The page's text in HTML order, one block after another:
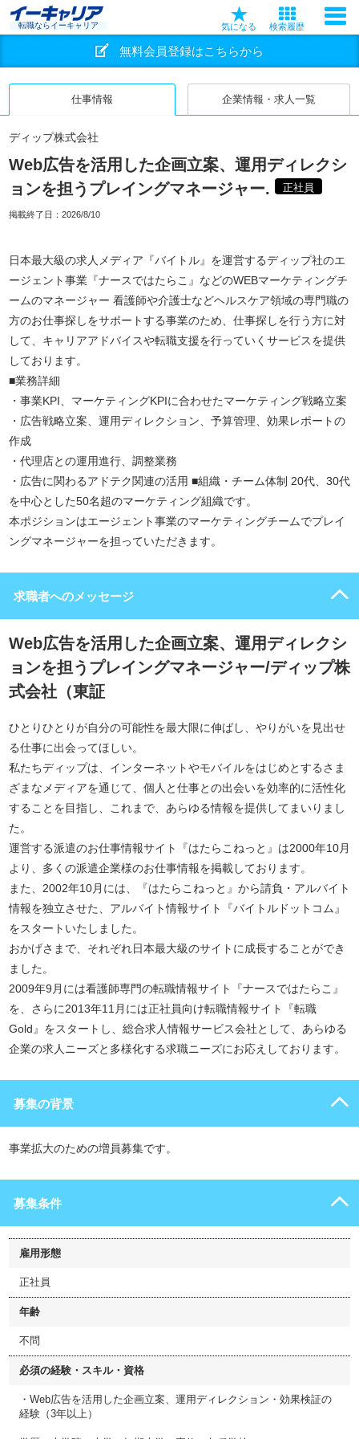
転職ならイーキャリア 気になる 検索履歴
無料会員登録はこちらから
仕事情報 企業情報・求人一覧
ディップ株式会社
Web広告を活用した企画立案、運用ディレクシ
ョンを担うプレイングマネージャー.
正社員
掲載終了日： 2026/8/10
日本最大級の求人メディア『バイトル』を運営するディップ社のエ
ージェント事業『ナースではたらこ』などのWEBマーケティングチ
ームのマネージャー 看護師や介護士などヘルスケア領域の専門職の
方のお仕事探しをサポートする事業のため、仕事探しを行う方に対
して、キャリアアドバイスや転職支援を行っていくサービスを提供
しております。
■業務詳細
・事業KPI、マーケティングKPIに合わせたマーケティング戦略立案
・広告戦略立案、運用ディレクション、予算管理、効果レポートの
作成
・代理店との運用進行、調整業務
・広告に関わるアドテク関連の活用 ■組織・チーム体制 20代、30代
を中心とした50名超のマーケティング組織です。
本ポジションはエージェント事業のマーケティングチームでプレイ
ングマネージャーを担っていただきます。
求職者へのメッセージ
Web広告を活用した企画立案、運用ディレクシ
ョンを担うプレイングマネージャー/ディップ株
式会社（東証
ひとりひとりが自分の可能性を最大限に伸ばし、やりがいを見出せ
る仕事に出会ってほしい。
私たちディップは、インターネットやモバイルをはじめとするさま
ざまなメディアを通じて、個人と仕事との出会いを効率的に活性化
することを目指し、これまで、あらゆる情報を提供してまいりまし
た。
運営する派遣のお仕事情報サイト『はたらこねっと』は2000年10月
より、多くの派遣企業様のお仕事情報を掲載しております。
また、2002年10月には、『はたらこねっと』から請負・アルバイト
情報を独立させた、アルバイト情報サイト『バイトルドットコム』
をスタートいたしました。
おかげさまで、それぞれ日本最大級のサイトに成長することができ
ました。
2009年9月には看護師専門の転職情報サイト『ナースではたらこ』
を、さらに2013年11月には正社員向け転職情報サイト『転職
Gold』をスタートし、総合求人情報サービス会社として、あらゆる
企業の求人ニーズと多様化する求職ニーズにお応えしております。
募集の背景
事業拡大のための増員募集です。
募集条件
雇用形態
正社員
年齢
不問
必須の経験・スキル・資格
・Web広告を活用した企画立案、運用ディレクション・効果検証の
経験（3年以上）